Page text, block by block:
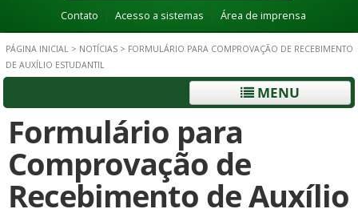
Contato Acesso a sistemas Área de imprensa
PÁGINA INICIAL > NOTÍCIAS > FORMULÁRIO PARA COMPROVAÇÃO DE RECEBIMENTO
DE AUXÍLIO ESTUDANTIL
MENU
Formulário para
Comprovação de
Recebimento de Auxílio